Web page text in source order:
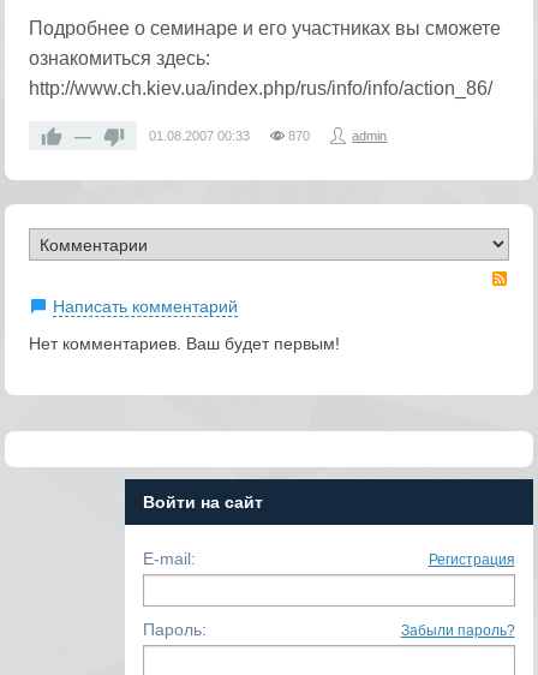
Подробнее о семинаре и его участниках вы сможете
ознакомиться здесь:
http://www.ch.kiev.ua/index.php/rus/info/info/action_86/
— 01.08.2007 00:33 870 admin
Написать комментарий
Нет комментариев. Ваш будет первым!
Войти на сайт
E-mail: Регистрация
Пароль: Забыли пароль?